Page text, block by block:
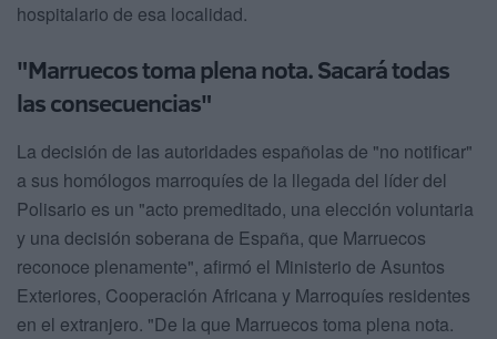
hospitalario de esa localidad.
"Marruecos toma plena nota. Sacará todas
las consecuencias"
La decisión de las autoridades españolas de "no notificar"
a sus homólogos marroquíes de la llegada del líder del
Polisario es un "acto premeditado, una elección voluntaria
y una decisión soberana de España, que Marruecos
reconoce plenamente", afirmó el Ministerio de Asuntos
Exteriores, Cooperación Africana y Marroquíes residentes
en el extranjero. "De la que Marruecos toma plena nota.